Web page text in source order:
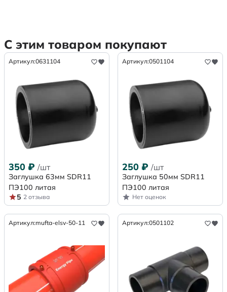
С этим товаром покупают
Артикул:0631104
350 ₽ /шт
Заглушка 63мм SDR11
ПЭ100 литая
5 2 отзыва
Артикул:0501104
250 ₽ /шт
Заглушка 50мм SDR11
ПЭ100 литая
Нет оценок
Артикул:mufta-elsv-50-11 Артикул:0501102